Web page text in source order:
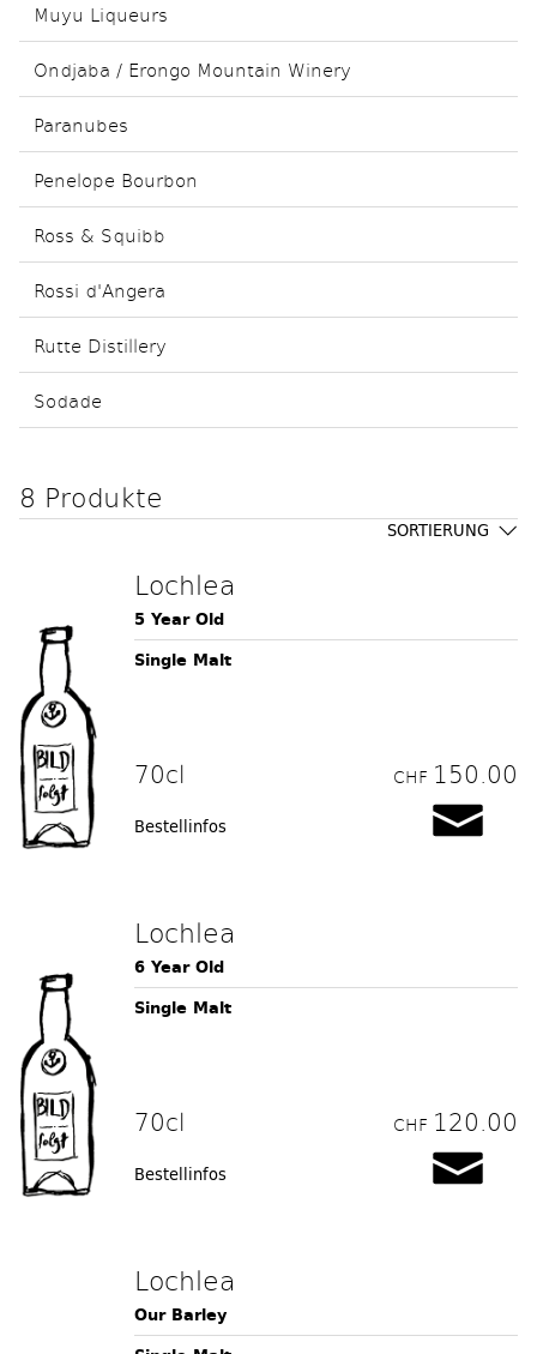
Muyu Liqueurs
Ondjaba / Erongo Mountain Winery
Paranubes
Penelope Bourbon
Ross & Squibb
Rossi d'Angera
Rutte Distillery
Sodade
8 Produkte
SORTIERUNG
Lochlea
5 Year Old
Single Malt
70cl CHF 150.00
Bestellinfos
Lochlea
6 Year Old
Single Malt
70cl CHF 120.00
Bestellinfos
Lochlea
Our Barley